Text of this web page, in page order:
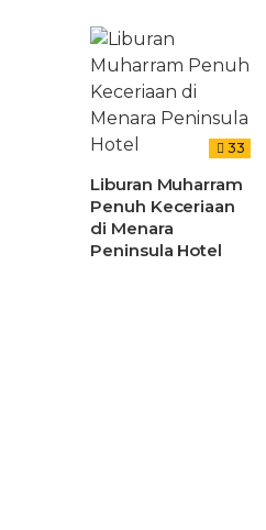
33
Liburan Muharram
Penuh Keceriaan
di Menara
Peninsula Hotel